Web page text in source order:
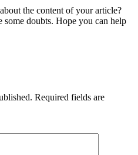
the content of your article?
doubts. Hope you can help
Required fields are